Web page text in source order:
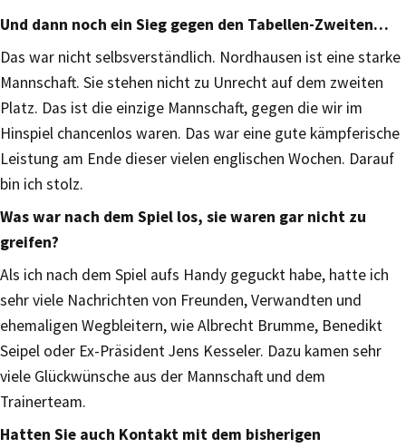
Und dann noch ein Sieg gegen den Tabellen-Zweiten…
Das war nicht selbsverständlich. Nordhausen ist eine starke
Mannschaft. Sie stehen nicht zu Unrecht auf dem zweiten
Platz. Das ist die einzige Mannschaft, gegen die wir im
Hinspiel chancenlos waren. Das war eine gute kämpferische
Leistung am Ende dieser vielen englischen Wochen. Darauf
bin ich stolz.
Was war nach dem Spiel los, sie waren gar nicht zu
greifen?
Als ich nach dem Spiel aufs Handy geguckt habe, hatte ich
sehr viele Nachrichten von Freunden, Verwandten und
ehemaligen Wegbleitern, wie Albrecht Brumme, Benedikt
Seipel oder Ex-Präsident Jens Kesseler. Dazu kamen sehr
viele Glückwünsche aus der Mannschaft und dem
Trainerteam.
Hatten Sie auch Kontakt mit dem bisherigen